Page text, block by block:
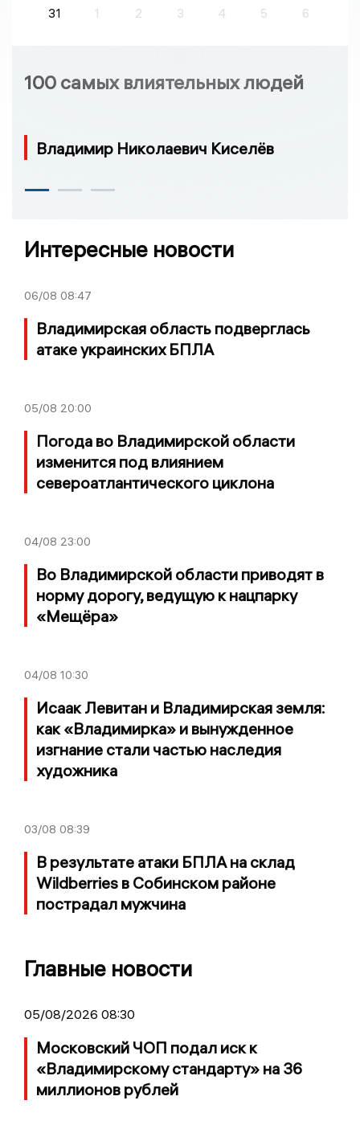
31
1 2 3 4 5 6
100 самых влиятельных людей
Владимир Николаевич Киселёв
Интересные новости
06/08 08:47
Владимирская область подверглась
атаке украинских БПЛА
05/08 20:00
Погода во Владимирской области
изменится под влиянием
североатлантического циклона
04/08 23:00
Во Владимирской области приводят в
норму дорогу, ведущую к нацпарку
«Мещёра»
04/08 10:30
Исаак Левитан и Владимирская земля:
как «Владимирка» и вынужденное
изгнание стали частью наследия
художника
03/08 08:39
В результате атаки БПЛА на склад
Wildberries в Собинском районе
пострадал мужчина
Главные новости
05/08/2026 08:30
Московский ЧОП подал иск к
«Владимирскому стандарту» на 36
миллионов рублей